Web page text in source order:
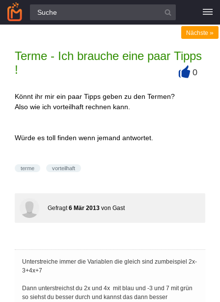
Alle Fragen
Terme - Ich brauche eine paar Tipps
!
Nächste »
0
Könnt ihr mir ein paar Tipps geben zu den Termen?
Also wie ich vorteilhaft rechnen kann.
Würde es toll finden wenn jemand antwortet.
terme vorteilhaft
Gefragt 6 Mär 2013 von Gast
Unterstreiche immer die Variablen die gleich sind zumbeispiel 2x-
3+4x+7
Dann unterstreichst du 2x und 4x mit blau und -3 und 7 mit grün
so siehst du besser durch und kannst das dann besser